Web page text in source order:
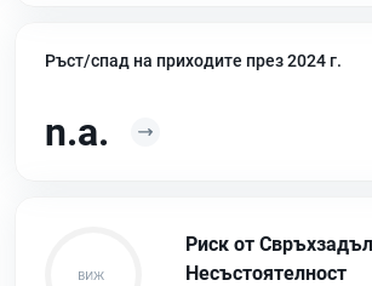
Ръст/спад на приходите през 2024 г.
n.a.
Риск от
Несъстоятелност